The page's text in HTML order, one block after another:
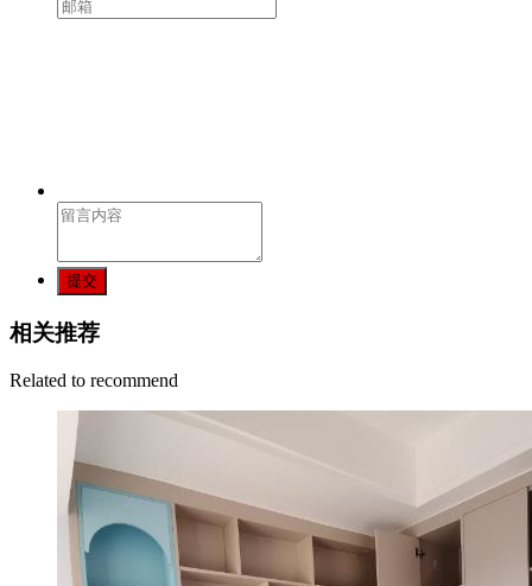
提交
相关推荐
Related to recommend